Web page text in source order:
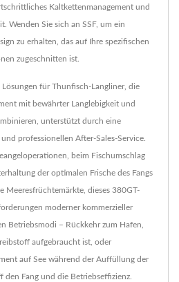
Kaltkettenmanagement und
Wenden Sie sich an SSF, um ein
zu erhalten, das auf Ihre spezifischen
zugeschnitten ist.
für Thunfisch-Langliner, die
mit bewährter Langlebigkeit und
unterstützt durch eine
professionellen After-Sales-Service.
beim Fischumschlag
der optimalen Frische des Fangs
Meeresfrüchtemärkte, dieses 380GT-
moderner kommerzieller
Betriebsmodi – Rückkehr zum Hafen,
aufgebraucht ist, oder
auf See während der Auffüllung der
den Fang und die Betriebseffizienz.